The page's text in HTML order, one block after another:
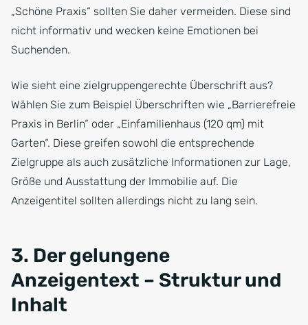
„Schöne Praxis“ sollten Sie daher vermeiden. Diese sind
nicht informativ und wecken keine Emotionen bei
Suchenden.
Wie sieht eine zielgruppengerechte Überschrift aus?
Wählen Sie zum Beispiel Überschriften wie „Barrierefreie
Praxis in Berlin“ oder „Einfamilienhaus (120 qm) mit
Garten“. Diese greifen sowohl die entsprechende
Zielgruppe als auch zusätzliche Informationen zur Lage,
Größe und Ausstattung der Immobilie auf. Die
Anzeigentitel sollten allerdings nicht zu lang sein.
3. Der gelungene
Anzeigentext – Struktur und
Inhalt